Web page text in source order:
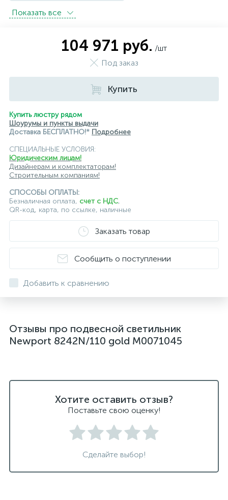
подвесные светильники Imperium Loft
подвесные светильники Lightstar
подвесные светильники Lumion
подвесные светильники Maytoni
подвесные светильники Newport
подвесные светильники Odeon Light
подвесные светильники ST Luce
подвесные светильники для кафе и ресторанов
подвесные светильники для лестниц
подвесные светильники над барной стойкой
подвесные светильники над столом
подвесные светлильники LED
подвесные светодиодные Kink Light
светильники дизайнерские из Италии
светодиодные светильники для ванной комнаты
черные подвесные светильники
Показать всe
104 971 руб. /шт
Под заказ
Купить
Купить люстру рядом
Шоурумы и пункты выдачи
Доставка БЕСПЛАТНО!* Подробнее
СПЕЦИАЛЬНЫЕ УСЛОВИЯ:
Юридическим лицам!
Дизайнерам и комплектаторам!
Строительным компаниям!
СПОСОБЫ ОПЛАТЫ:
Безналичная оплата, счет с НДС,
QR-код, карта, по ссылке, наличные
Заказать товар
Сообщить о поступлении
Добавить к сравнению
Отзывы про подвесной светильник
Newport 8242N/110 gold М0071045
Хотите оставить отзыв?
Поставьте свою оценку!
Сделайте выбор!